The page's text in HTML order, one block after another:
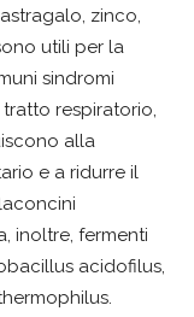
zinco,
utili per la
sindromi
respiratorio,
alla
e a ridurre il
inoltre, fermenti
acidofilus,